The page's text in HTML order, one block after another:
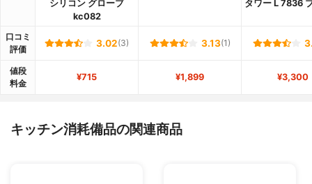
シリコン グローブ
kc082
タワー L 7836
口コミ
評価
3.02(3) 3.13(1)
値段
料金
¥715 ¥1,899 ¥3,300
キッチン消耗備品の関連商品